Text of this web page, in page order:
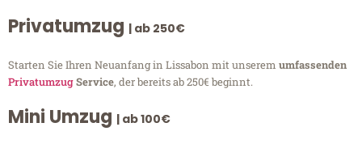
Privatumzug | ab 250€
Starten Sie Ihren Neuanfang in Lissabon mit unserem umfassenden
PrivatumzugService, der bereits ab 250€ beginnt.
Mini Umzug | ab 100€